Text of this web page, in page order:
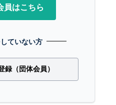
員はこちら
ていない方
録（団体会員）